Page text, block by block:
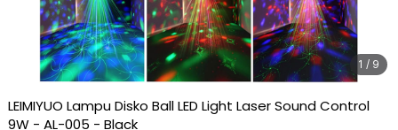
1 / 9
LEIMIYUO Lampu Disko Ball LED Light Laser Sound Control
9W - AL-005 - Black